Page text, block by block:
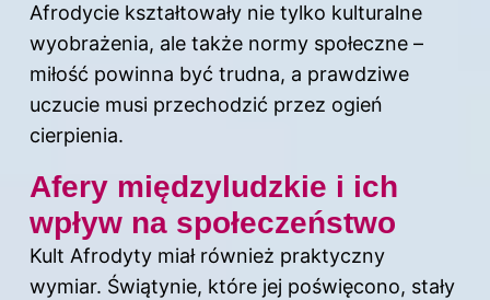
Afrodycie kształtowały nie tylko kulturalne
wyobrażenia, ale także normy społeczne –
miłość powinna być trudna, a prawdziwe
uczucie musi przechodzić przez ogień
cierpienia.
Afery międzyludzkie i ich
wpływ na społeczeństwo
Kult Afrodyty miał również praktyczny
wymiar. Świątynie, które jej poświęcono, stały